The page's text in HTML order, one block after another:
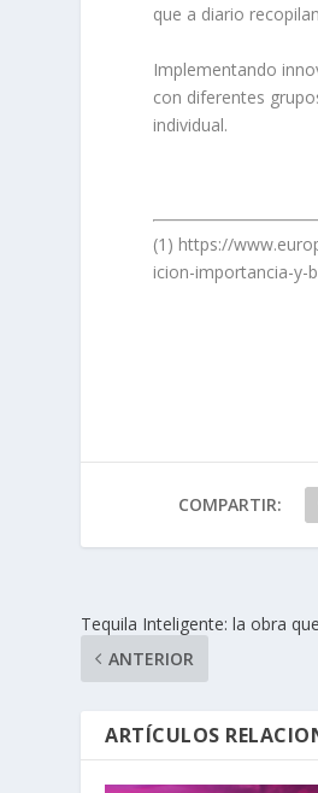
que a diario
Implementando
con diferentes
individual.
(1) https://
icion-importancia-y-
COMPARTIR:
Tequila Inteligente: la obra
ANTERIOR
ARTÍCULOS